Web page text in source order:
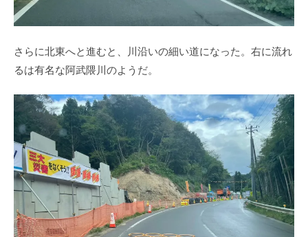
さらに北東へと進むと、川沿いの細い道になった。右に流れ
るは有名な阿武隈川のようだ。